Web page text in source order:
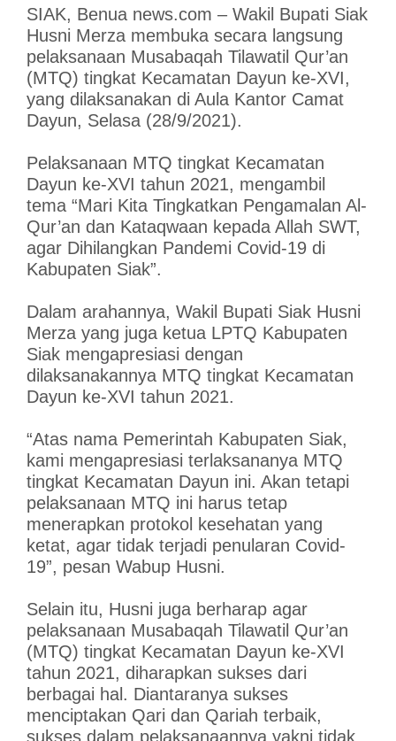
SIAK, Benua news.com – Wakil Bupati Siak
Husni Merza membuka secara langsung
pelaksanaan Musabaqah Tilawatil Qur’an
(MTQ) tingkat Kecamatan Dayun ke-XVI,
yang dilaksanakan di Aula Kantor Camat
Dayun, Selasa (28/9/2021).
Pelaksanaan MTQ tingkat Kecamatan
Dayun ke-XVI tahun 2021, mengambil
tema “Mari Kita Tingkatkan Pengamalan Al-
Qur’an dan Kataqwaan kepada Allah SWT,
agar Dihilangkan Pandemi Covid-19 di
Kabupaten Siak”.
Dalam arahannya, Wakil Bupati Siak Husni
Merza yang juga ketua LPTQ Kabupaten
Siak mengapresiasi dengan
dilaksanakannya MTQ tingkat Kecamatan
Dayun ke-XVI tahun 2021.
“Atas nama Pemerintah Kabupaten Siak,
kami mengapresiasi terlaksananya MTQ
tingkat Kecamatan Dayun ini. Akan tetapi
pelaksanaan MTQ ini harus tetap
menerapkan protokol kesehatan yang
ketat, agar tidak terjadi penularan Covid-
19”, pesan Wabup Husni.
Selain itu, Husni juga berharap agar
pelaksanaan Musabaqah Tilawatil Qur’an
(MTQ) tingkat Kecamatan Dayun ke-XVI
tahun 2021, diharapkan sukses dari
berbagai hal. Diantaranya sukses
menciptakan Qari dan Qariah terbaik,
sukses dalam pelaksanaannya yakni tidak